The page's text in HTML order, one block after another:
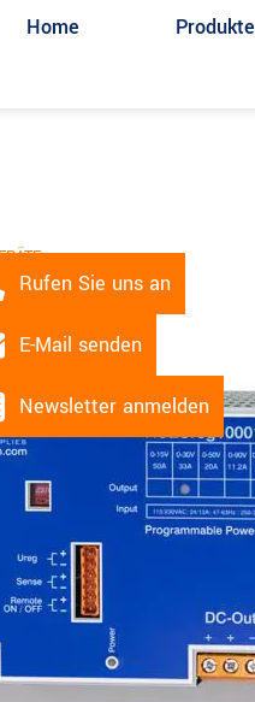
Home Produkte
Rufen Sie uns an
E-Mail senden
Newsletter anmelden